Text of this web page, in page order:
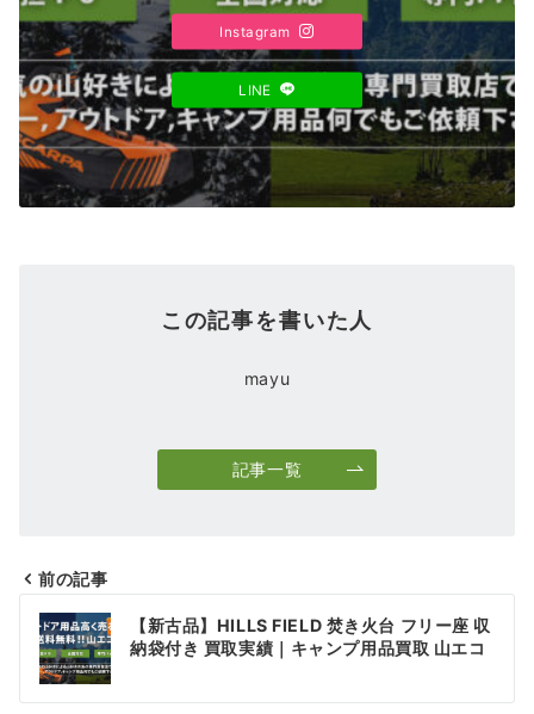
Instagram
LINE
この記事を書いた人
mayu
記事一覧
投
稿
ナ
前の記事
【新古品】HILLS FIELD 焚き火台 フリー座 収
納袋付き 買取実績｜キャンプ用品買取 山エコ